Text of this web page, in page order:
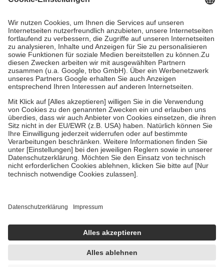
Kosten dafür, der Versicherte trägt einen Teil davon als Zuzahlung
Grundsätzlich leisten Mitglieder Zuzahlungen in Höhe von zehn
Prozent des Abgabepreises,mindestens jedochfünf Euround
höchstens zehn Euro.Es sind jedoch nie mehr als die tatsächlichen
Kosten der Leistung zu entrichten.
Diese Regeln gelten grundsätzlich auch für Online-Apotheken.
Bei Heilmitteln und häuslicher Krankenpflege beträgt die
Zuzahlung zehn Prozent der Kosten sowie zehn Euro je
Verordnung.
Um das Engagement der Versicherten für ihre eigene Gesundheit zu
stärken und die besondere Stellung der Familie zu unterstützen,
fallenkeine Zuzahlungenan bei:
• Kindern und Jugendlichen bis zum vollendeten 18. Lebensjahr
mit Ausnahme der Fahrkosten
• Untersuchungen zur Vorsorge und Früherkennung, die von der
GKV getragen werden
Einholung von Bewertungen. Trusted Shops hat Maßnahmen
getroffen, um sicherzustellen, dass es sich um echte Bewertungen
handelt. Mehr Informationen findest du hier:
https://help.etrusted.com/hc/de/articles/4419944605341